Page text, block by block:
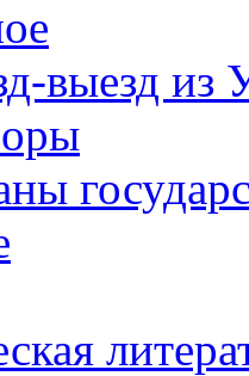
выезд из